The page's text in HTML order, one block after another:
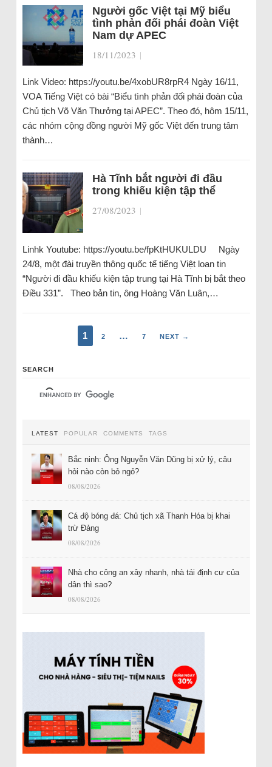
Người gốc Việt tại Mỹ biểu
tình phản đối phái đoàn Việt
Nam dự APEC
18/11/2023 |
Link Video: https://youtu.be/4xobUR8rpR4 Ngày 16/11,
VOA Tiếng Việt có bài “Biểu tình phản đối phái đoàn của
Chủ tịch Võ Văn Thưởng tại APEC”. Theo đó, hôm 15/11,
các nhóm cộng đồng người Mỹ gốc Việt đến trung tâm
thành…
Hà Tĩnh bắt người đi đầu
trong khiếu kiện tập thể
27/08/2023 |
Linhk Youtube: https://youtu.be/fpKtHUKULDU Ngày
24/8, một đài truyền thông quốc tế tiếng Việt loan tin
“Người đi đầu khiếu kiện tập trung tại Hà Tĩnh bị bắt theo
Điều 331”. Theo bản tin, ông Hoàng Văn Luân,…
1 2 … 7 NEXT →
SEARCH
LATEST POPULAR COMMENTS TAGS
Bắc ninh: Ông Nguyễn Văn Dũng bị xử lý, câu
hỏi nào còn bỏ ngỏ?
08/08/2026
Cá độ bóng đá: Chủ tịch xã Thanh Hóa bị khai
trừ Đảng
08/08/2026
Nhà cho công an xây nhanh, nhà tái định cư của
dân thì sao?
08/08/2026